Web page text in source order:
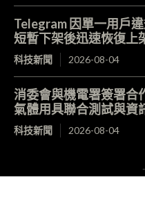
Telegram 因單一用戶
短暫下架後迅速恢復上
科技新聞 2026-08-04
消委會與機電署簽署
氣體用具聯合測試與資
科技新聞 2026-08-04